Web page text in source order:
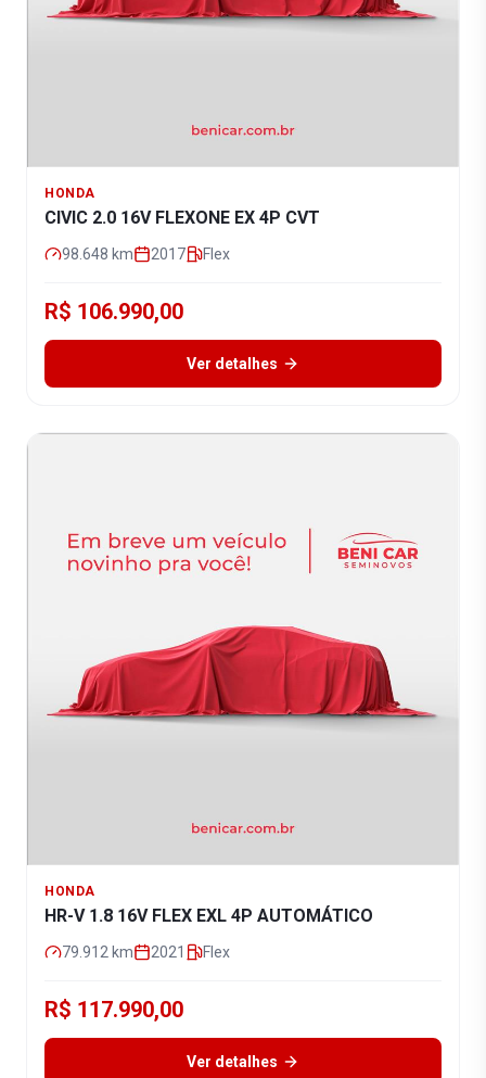
HONDA
CIVIC 2.0 16V FLEXONE EX 4P CVT
98.648 km 2017 Flex
R$ 106.990,00
Ver detalhes
HONDA
HR-V 1.8 16V FLEX EXL 4P AUTOMÁTICO
79.912 km 2021 Flex
R$ 117.990,00
Ver detalhes